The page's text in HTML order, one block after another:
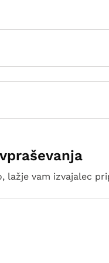
lažje vam izvajalec